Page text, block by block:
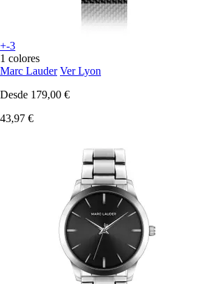
+-3
1 colores
Marc Lauder Ver Lyon
Desde 179,00 €
43,97 €